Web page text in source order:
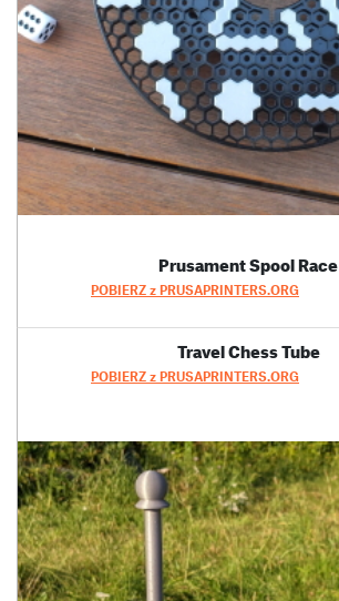
Prusament Spool Race
POBIERZ z PRUSAPRINTERS.ORG
Travel Chess Tube
POBIERZ z PRUSAPRINTERS.ORG